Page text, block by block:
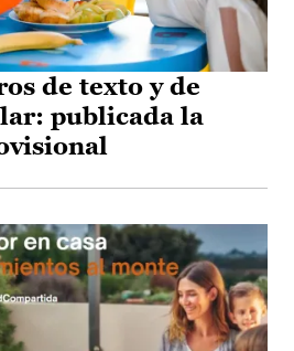
de texto y de
publicada la